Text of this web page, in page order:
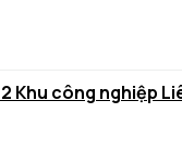
Khu công nghiệp